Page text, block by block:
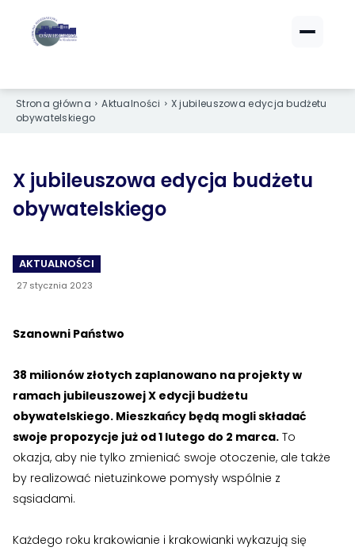
eBOK (czynsze)
Sprawdź opłaty i saldo
Spółdzielnia
O NAS
Organy Spółdzielni
Historia Spółdzielni
Biuletyny informacyjne
ZASOBY I PRAWO
Akty prawne
PRZETARGI
eBOK (czynsze)
Sprawdź opłaty i saldo
Spółdzielnia
O NAS
Organy Spółdzielni
Historia Spółdzielni
Biuletyny informacyjne
ZASOBY I PRAWO
Akty prawne
PRZETARGI
Strona główna Aktualności
X jubileuszowa edycja budżetu
obywatelskiego
X jubileuszowa edycja budżetu
obywatelskiego
AKTUALNOŚCI
27 stycznia 2023
Szanowni Państwo
38 milionów złotych zaplanowano na projekty w
ramach jubileuszowej X edycji budżetu
obywatelskiego. Mieszkańcy będą mogli składać
swoje propozycje już od 1 lutego do 2 marca. To
okazja, aby nie tylko zmieniać swoje otoczenie, ale także
by realizować nietuzinkowe pomysły wspólnie z
sąsiadami.
Każdego roku krakowianie i krakowianki wykazują się